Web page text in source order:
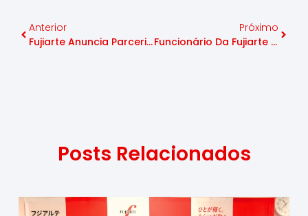
Anterior
Fujiarte Anuncia Parceria Com Golfista Japonesa
Próximo
Funcionário Da Fujiarte Conquista Dois Ouros Em Torneio Nacional
Posts Relacionados